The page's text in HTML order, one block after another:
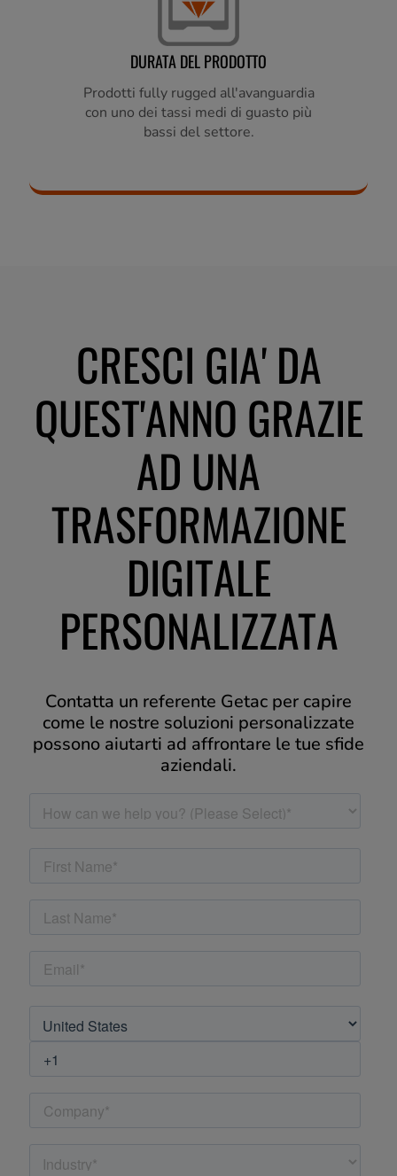
DURATA DEL PRODOTTO
Prodotti fully rugged all'avanguardia
con uno dei tassi medi di guasto più
bassi del settore.
CRESCI GIA' DA
QUEST'ANNO GRAZIE
AD UNA
TRASFORMAZIONE
DIGITALE
PERSONALIZZATA
Contatta un referente Getac per capire
come le nostre soluzioni personalizzate
possono aiutarti ad affrontare le tue sfide
aziendali.